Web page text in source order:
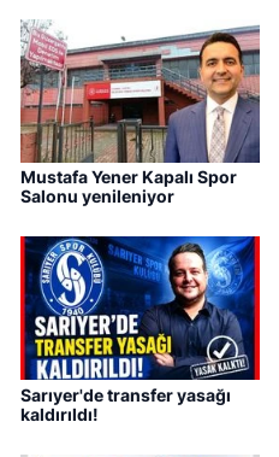
Mustafa Yener Kapalı Spor
Salonu yenileniyor
Sarıyer'de transfer yasağı
kaldırıldı!